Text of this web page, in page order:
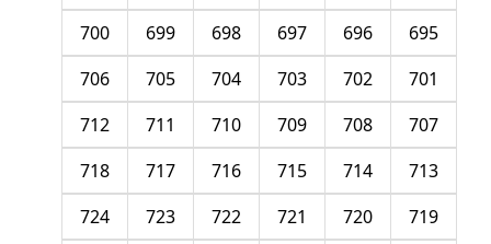
695
696
697
698
699
700
701
702
703
704
705
706
707
708
709
710
711
712
713
714
715
716
717
718
719
720
721
722
723
724